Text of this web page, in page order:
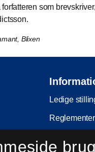
som
Blixen
Ledige
Reglementer